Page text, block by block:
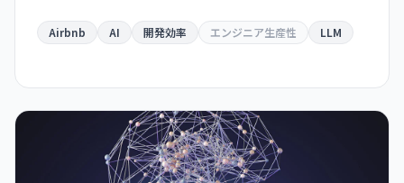
Airbnb AI 開発効率 エンジニア生産性 LLM